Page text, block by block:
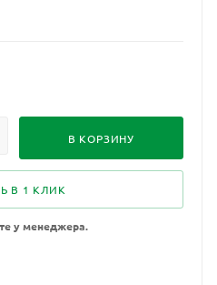
В КОРЗИНУ
В 1 КЛИК
у менеджера.